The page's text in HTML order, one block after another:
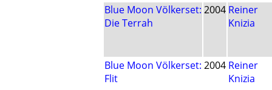
Blue Moon Völkerset:
Die Terrah
2004 Reiner
Knizia
Blue Moon Völkerset:
Flit
2004 Reiner
Knizia